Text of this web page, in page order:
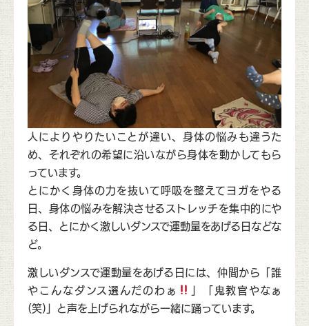
人によりやりたいことが違い、身体の悩みも違うた
め、それぞれの希望に沿いながら身体を動かしてもら
っています。
とにかく身体の力を抜いて呼吸を整えてヨガをやる
日、身体の悩みを解決させるストレッチを集中的にや
る日、とにかく激しいダンスで運動量をあげる日などな
ど。
激しいダンスで運動量をあげる日には、仲間から「誰
やこんなダンス選んだのわぁ
」「鬼教官やなぁ
(笑)」と声を上げられながら一緒に踊っています。